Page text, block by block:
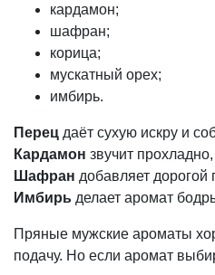
кардамон;
шафран;
корица;
мускатный орех;
имбирь.
Перец даёт сухую искру и
Кардамон звучит
Шафран добавляет дорогой
Имбирь делает аромат
Пряные мужские ароматы
подачу. Но если аромат